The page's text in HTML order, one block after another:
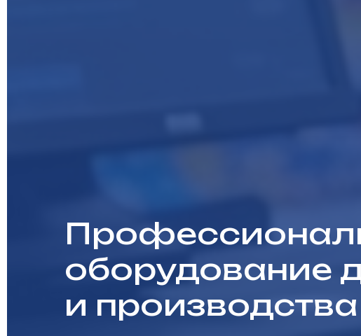
оборудование
и